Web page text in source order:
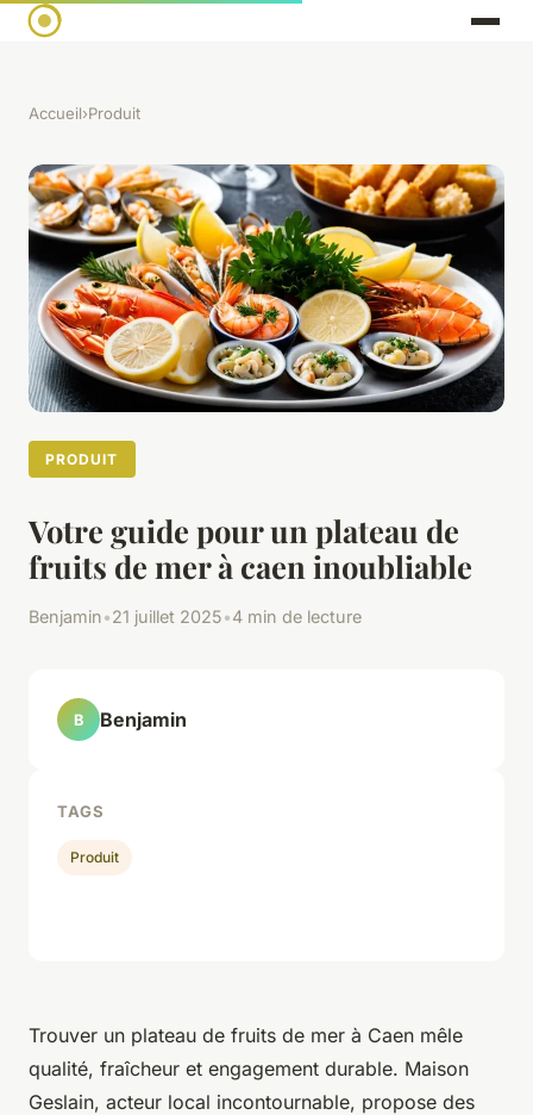
Accueil›Produit
PRODUIT
Votre guide pour un plateau de
fruits de mer à caen inoubliable
Benjamin•21 juillet 2025•4 min de lecture
Trouver un plateau de fruits de mer à Caen mêle
qualité, fraîcheur et engagement durable. Maison
Geslain, acteur local incontournable, propose des
B Benjamin
TAGS
Produit